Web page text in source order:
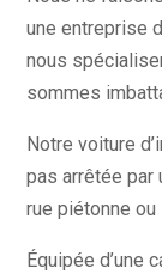
une entreprise
nous
sommes
Notre voiture
pas arrêtée par
rue piétonne ou
Équipée d’une